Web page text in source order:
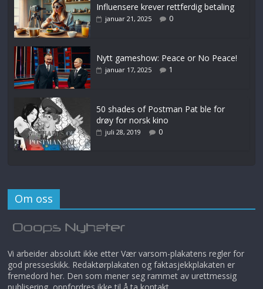
Influensere krever rettferdig betaling
januar 21, 2025 0
Nytt gameshow: Peace or No Peace!
januar 17, 2025 1
50 shades of Postman Pat ble for
drøy for norsk kino
juli 28, 2019 0
Om oss
Vi arbeider absolutt ikke etter Vær varsom-plakatens regler for
god presseskikk. Redaktørplakaten og faktasjekkplakaten er
fremedord her. Den som mener seg rammet av urettmessig